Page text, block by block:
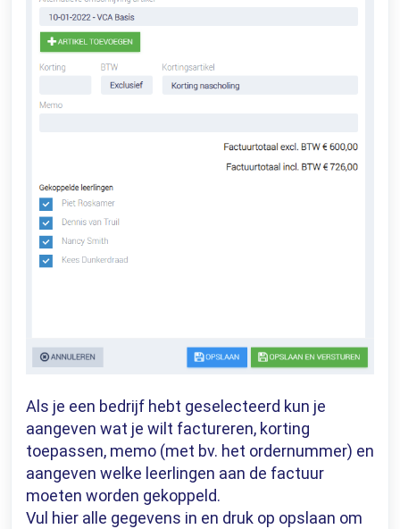
Als je een bedrijf hebt geselecteerd kun je
aangeven wat je wilt factureren, korting
toepassen, memo (met bv. het ordernummer) en
aangeven welke leerlingen aan de factuur
moeten worden gekoppeld.
Vul hier alle gegevens in en druk op opslaan om